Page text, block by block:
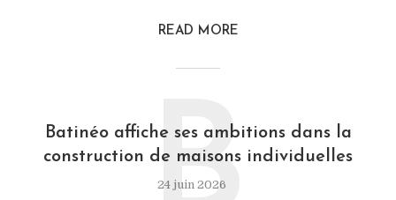
READ MORE
Batinéo affiche ses ambitions dans la
construction de maisons individuelles
24 juin 2026